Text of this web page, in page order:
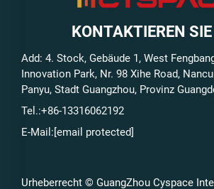
KONTAKTIEREN
Add: 4. Stock, Gebäude 1, West
Innovation Park, Nr. 98 Xihe Road,
Panyu, Stadt Guangzhou, Provinz
Tel.:+86-13316062192
E-Mail:[email protected]
Urheberrecht © GuangZhou Cyspace